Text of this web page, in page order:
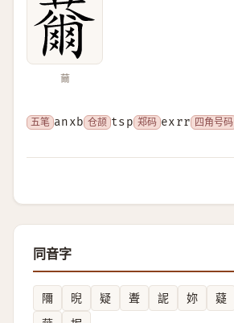
䕥
五笔 anxb 仓颉 tsp 郑码 exrr 四角号码
同音字
隬 晲 疑 聻 䛏 妳 薿